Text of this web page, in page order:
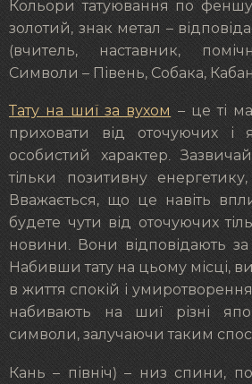
Кольори татуювання по
золотий, знак метал –
(вчитель, наставник,
Символи – Півень, Собака,
Тату на шиї за вухом
– це ті
приховати від оточуючих і
особистий характер.
тільки позитивну
Вважається, що це навіть
будете чути від оточуючих
новини. Вони відповідають за
Набивши тату на цьому місці,
в життя спокій і
набивають на шиї різні
символи, залучаючи таким
Кань – північ) – низ спини,